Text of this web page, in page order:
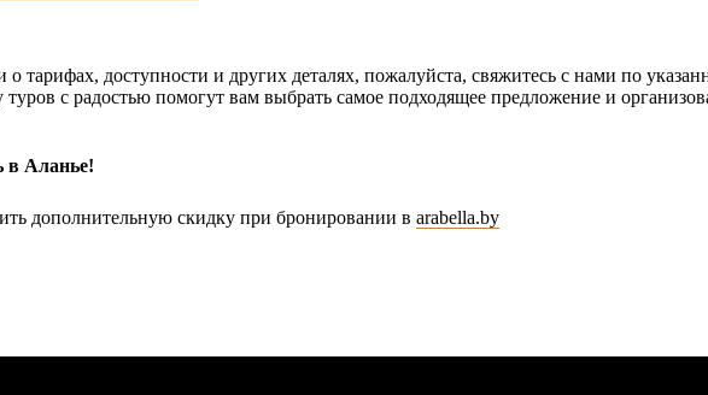
тарифах, доступности и других деталях, пожалуйста, свяжитесь с нами по
с радостью помогут вам выбрать самое подходящее предложение и
в Аланье!
дополнительную скидку при бронировании в arabella.by